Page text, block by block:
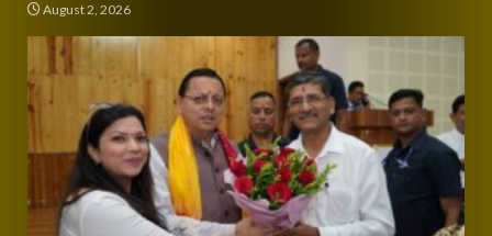
August 2, 2026